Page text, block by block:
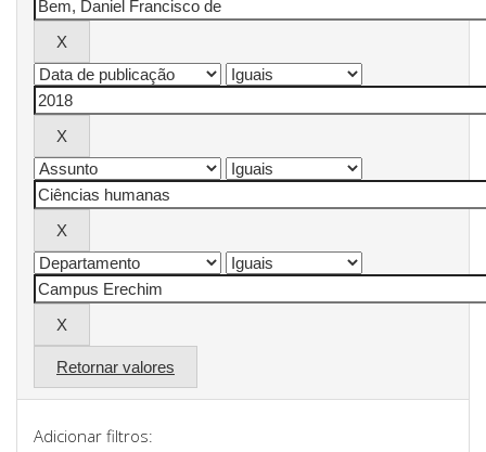
Retornar valores
Adicionar filtros: